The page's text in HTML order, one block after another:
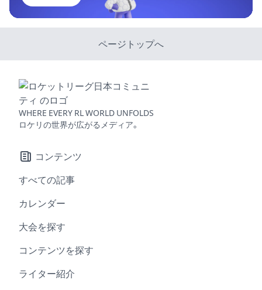
ページトップへ
WHERE EVERY RL WORLD UNFOLDS
ロケリの世界が広がるメディア。
コンテンツ
すべての記事
カレンダー
大会を探す
コンテンツを探す
ライター紹介